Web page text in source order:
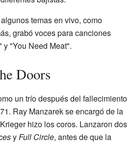
temas en vivo, como
grabó voces para canciones
"You Need Meat".
Doors
un trío después del fallecimiento
Ray Manzarek se encargó de la
hizo los coros. Lanzaron dos
yFull Circle, antes de que la